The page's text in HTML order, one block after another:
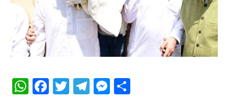
WhatsApp
Facebook
Twitter
Telegram
Messenger